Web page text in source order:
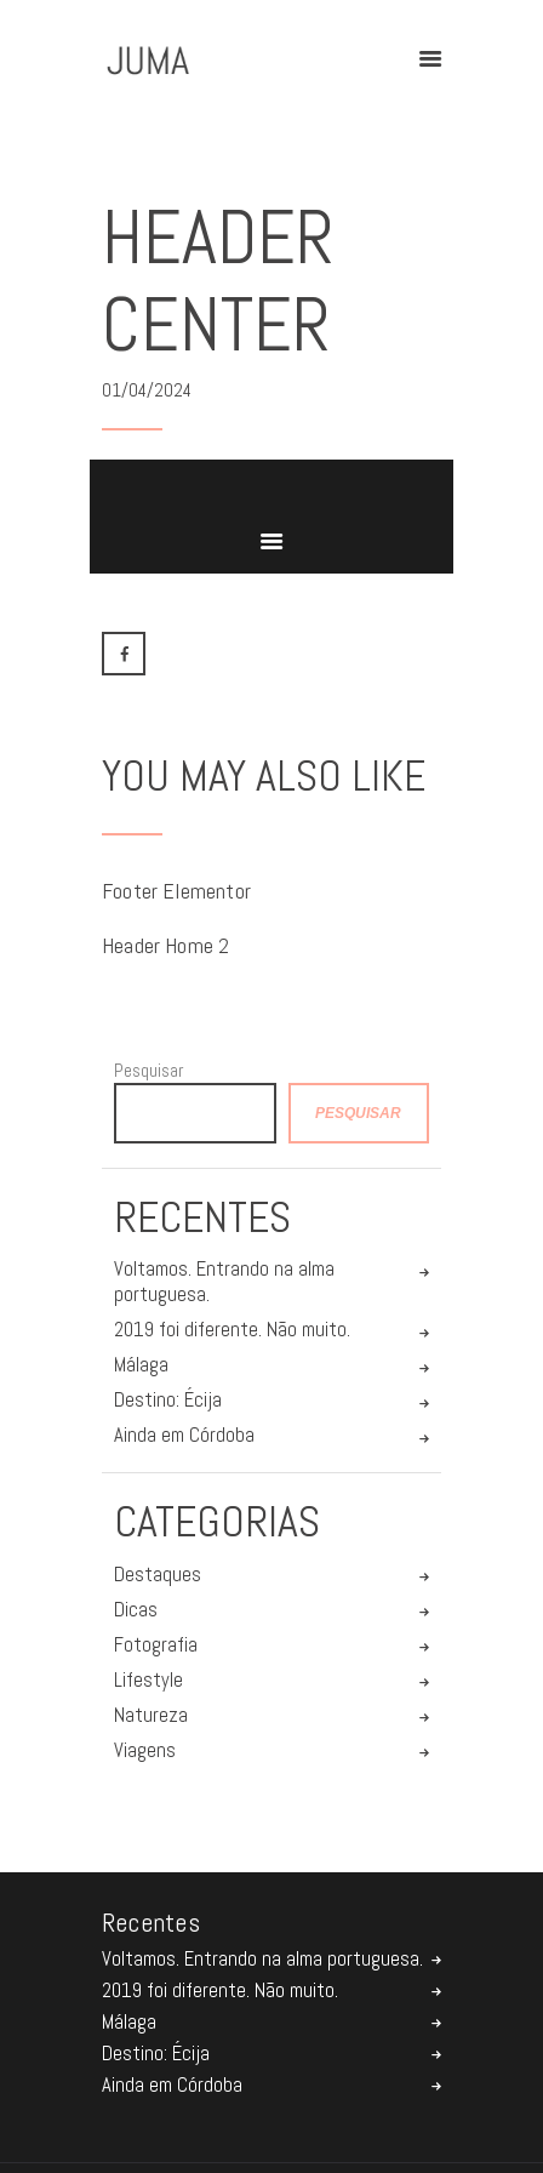
Contact
HEADER
CENTER
01/04/2024
YOU MAY ALSO LIKE
Footer Elementor
Header Home 2
Pesquisar
PESQUISAR
RECENTES
Voltamos. Entrando na alma
portuguesa.
2019 foi diferente. Não muito.
Málaga
Destino: Écija
Ainda em Córdoba
CATEGORIAS
Destaques
Dicas
Fotografia
Lifestyle
Natureza
Viagens
Recentes
Voltamos. Entrando na alma portuguesa.
2019 foi diferente. Não muito.
Málaga
Destino: Écija
Ainda em Córdoba